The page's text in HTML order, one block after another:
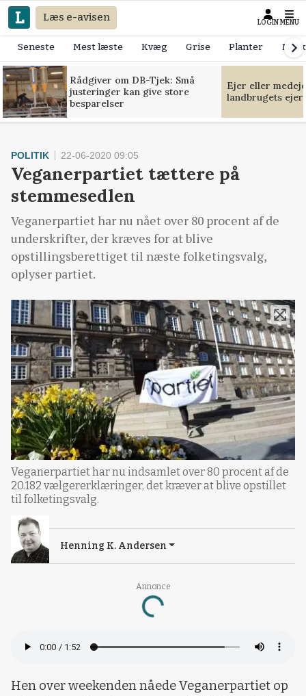
Læs e-avisen LOGIN MENU
Seneste Mest læste Kvæg Grise Planter
Rådgiver om DB-Tjek: Små
justeringer kan give store
besparelser
Ejer eller
landbrugets
Annonce
Loading...
POLITIK 22-06-2020 09:05
Veganerpartiet tættere på
stemmesedlen
Veganerpartiet har nu nået over 80 procent af de
underskrifter, der kræves for at blive
opstillingsberettiget til næste folketingsvalg,
oplyser partiet.
Veganerpartiet har nu indsamlet over 80 procent af de
20.182 vælgererklæringer, det kræver at blive opstillet
til folketingsvalg.
Henning K. Andersen
Hen over weekenden nåede Veganerpartiet op